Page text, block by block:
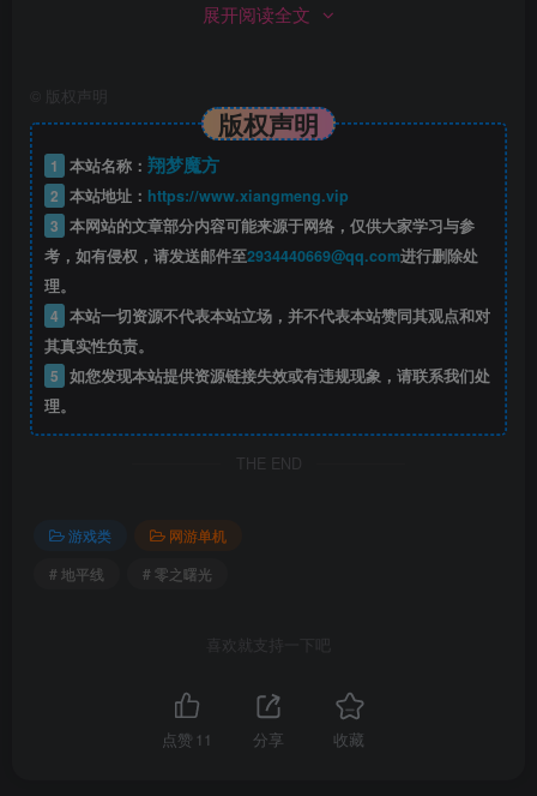
机器统治世界的神秘面纱。
被自己的部落放逐的年轻猎人埃洛伊，勇敢踏上旅途，
探索自己的身世之谜和命运，为制止危害未来的灾难性威胁
而竭力奋战。
器和敌对部落发起毁灭性的战略进攻。
屡次获奖的《地平线 零之曙光™》是一款角色扮演类动
作游戏，此PC完整版包含新增地图、技能、武器和机器的大
型扩充内容《冰尘雪野》。
• 扩充内容《冰尘雪野》
• 贝纳克族开拓者装束及贝纳克汰杀弓
• 贝纳克旅行者包
展开阅读全文
版权声明
版权声明
1 本站名称： 翔梦魔方
2 本站地址： https://www.xiangmeng.vip
3 本网站的文章部分内容可能来源于网络，仅供大家学习与参
考，如有侵权，请发送邮件至2934440669@qq.com进行删除处
理。
4 本站一切资源不代表本站立场，并不代表本站赞同其观点和对
其真实性负责。
5 如您发现本站提供资源链接失效或有违规现象，请联系我们处
理。
THE END
游戏类
网游单机
# 地平线
# 零之曙光
喜欢就支持一下吧
点赞 11 分享 收藏